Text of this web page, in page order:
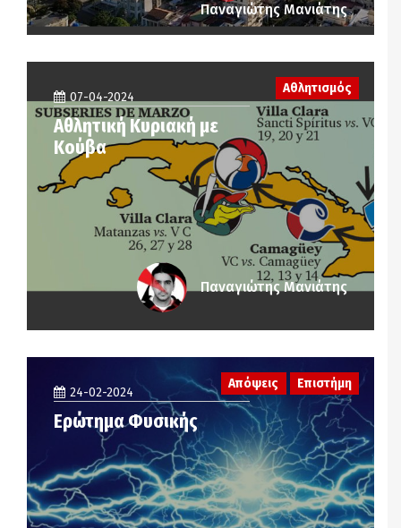
Παναγιώτης Μανιάτης
07-04-2024
Αθλητική Κυριακή με
Κούβα
Αθλητισμός
Παναγιώτης Μανιάτης
24-02-2024
Ερώτημα Φυσικής
Απόψεις Επιστήμη